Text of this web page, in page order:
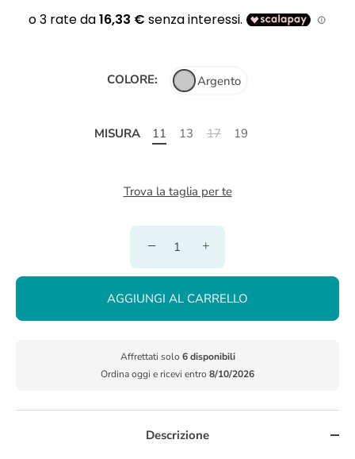
COLORE: Argento
MISURA 11 13 17 19
Trova la taglia per te
− +
AGGIUNGI AL CARRELLO
Affrettati solo 6 disponibili
Ordina oggi e ricevi entro 8/10/2026
Descrizione